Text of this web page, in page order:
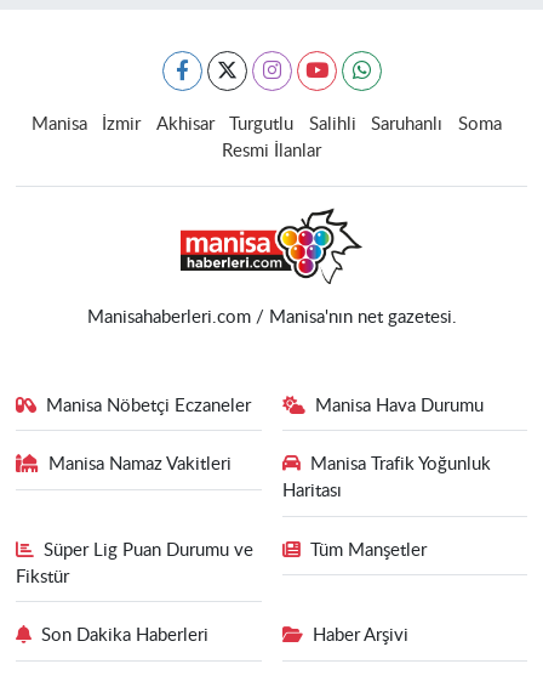
Manisa İzmir Akhisar Turgutlu Salihli Saruhanlı
Soma
Resmi İlanlar
Manisahaberleri.com / Manisa'nın net gazetesi.
Manisa Nöbetçi Eczaneler Manisa Hava Durumu
Manisa Namaz Vakitleri
Manisa Trafik Yoğunluk
Haritası
Süper Lig Puan Durumu ve
Fikstür
Tüm Manşetler
Son Dakika Haberleri Haber Arşivi